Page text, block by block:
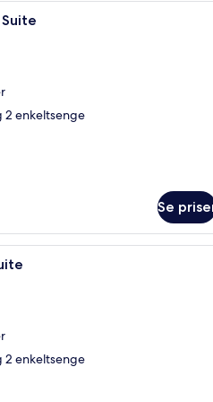
Et hotelværelse med en stor
2 enkeltsenge
Se
Et moderne poolområde
2 enkeltsenge